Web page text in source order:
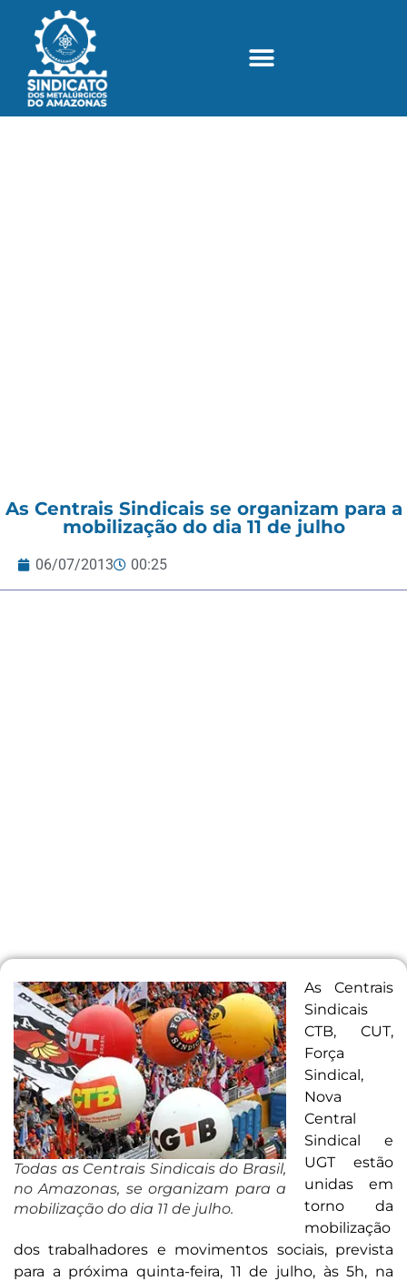
As Centrais Sindicais se organizam para a
mobilização do dia 11 de julho
06/07/2013 00:25
Todas as Centrais Sindicais do Brasil,
no Amazonas, se organizam para a
mobilização do dia 11 de julho.
As Centrais
Sindicais
CTB, CUT,
Força
Sindical,
Nova
Central
Sindical e
UGT estão
unidas em
torno da
mobilização
dos trabalhadores e movimentos sociais, prevista
para a próxima quinta-feira, 11 de julho, às 5h, na